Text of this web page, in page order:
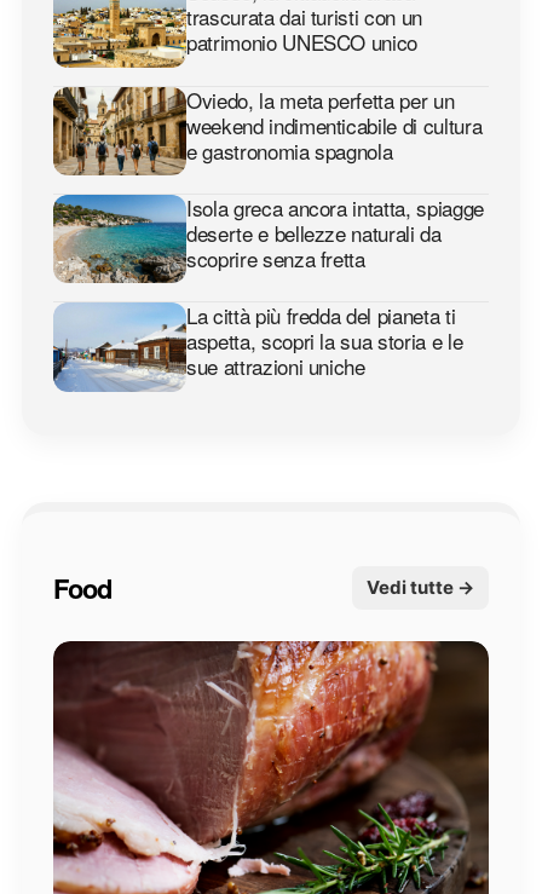
trascurata dai turisti con un
patrimonio UNESCO unico
Oviedo, la meta perfetta per un
weekend indimenticabile di cultura
e gastronomia spagnola
Isola greca ancora intatta, spiagge
deserte e bellezze naturali da
scoprire senza fretta
La città più fredda del pianeta ti
aspetta, scopri la sua storia e le
sue attrazioni uniche
Food Vedi tutte →